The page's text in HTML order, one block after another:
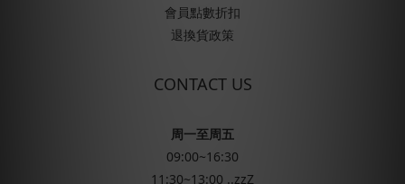
會員點數折扣
退換貨政策
CONTACT US
周一至周五
09:00~16:30
11:30~13:00 ..zzZ